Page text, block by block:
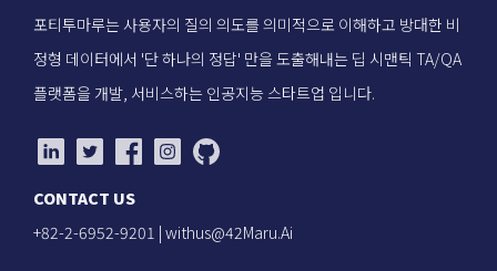
포티투마루는 사용자의 질의 의도를 의미적으로 이해하고 방대한 비
정형 데이터에서 '단 하나의 정답' 만을 도출해내는 딥 시맨틱 TA/QA
플랫폼을 개발, 서비스하는 인공지능 스타트업 입니다.
CONTACT US
+82-2-6952-9201 | withus@42Maru.Ai